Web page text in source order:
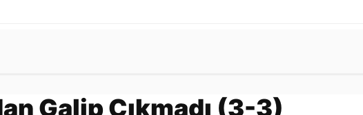
Galip Çıkmadı (3-3)